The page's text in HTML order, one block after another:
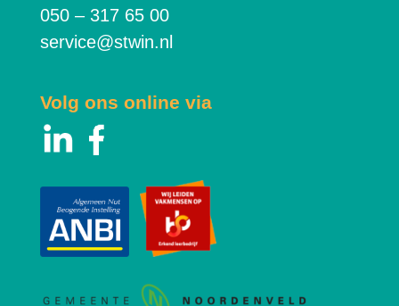
050 – 317 65 00
service@stwin.nl
Volg ons online via